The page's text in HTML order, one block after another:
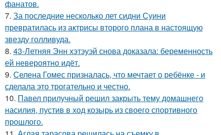
фанатов.
7. За последние несколько лет сидни Суини
превратилась из актрисы второго плана в настоящую
звезду голливуда.
8. 43-Летняя Энн хэтэуэй снова доказала: беременность
ей невероятно идёт.
9. Селена Гомес призналась, что мечтает о ребёнке - и
сделала это трогательно и честно.
10. Павел прилучный решил закрыть тему домашнего
насилия, пустив в ход козырь из своего спортивного
прошлого.